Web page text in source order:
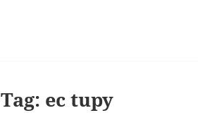
Tag: ec tupy